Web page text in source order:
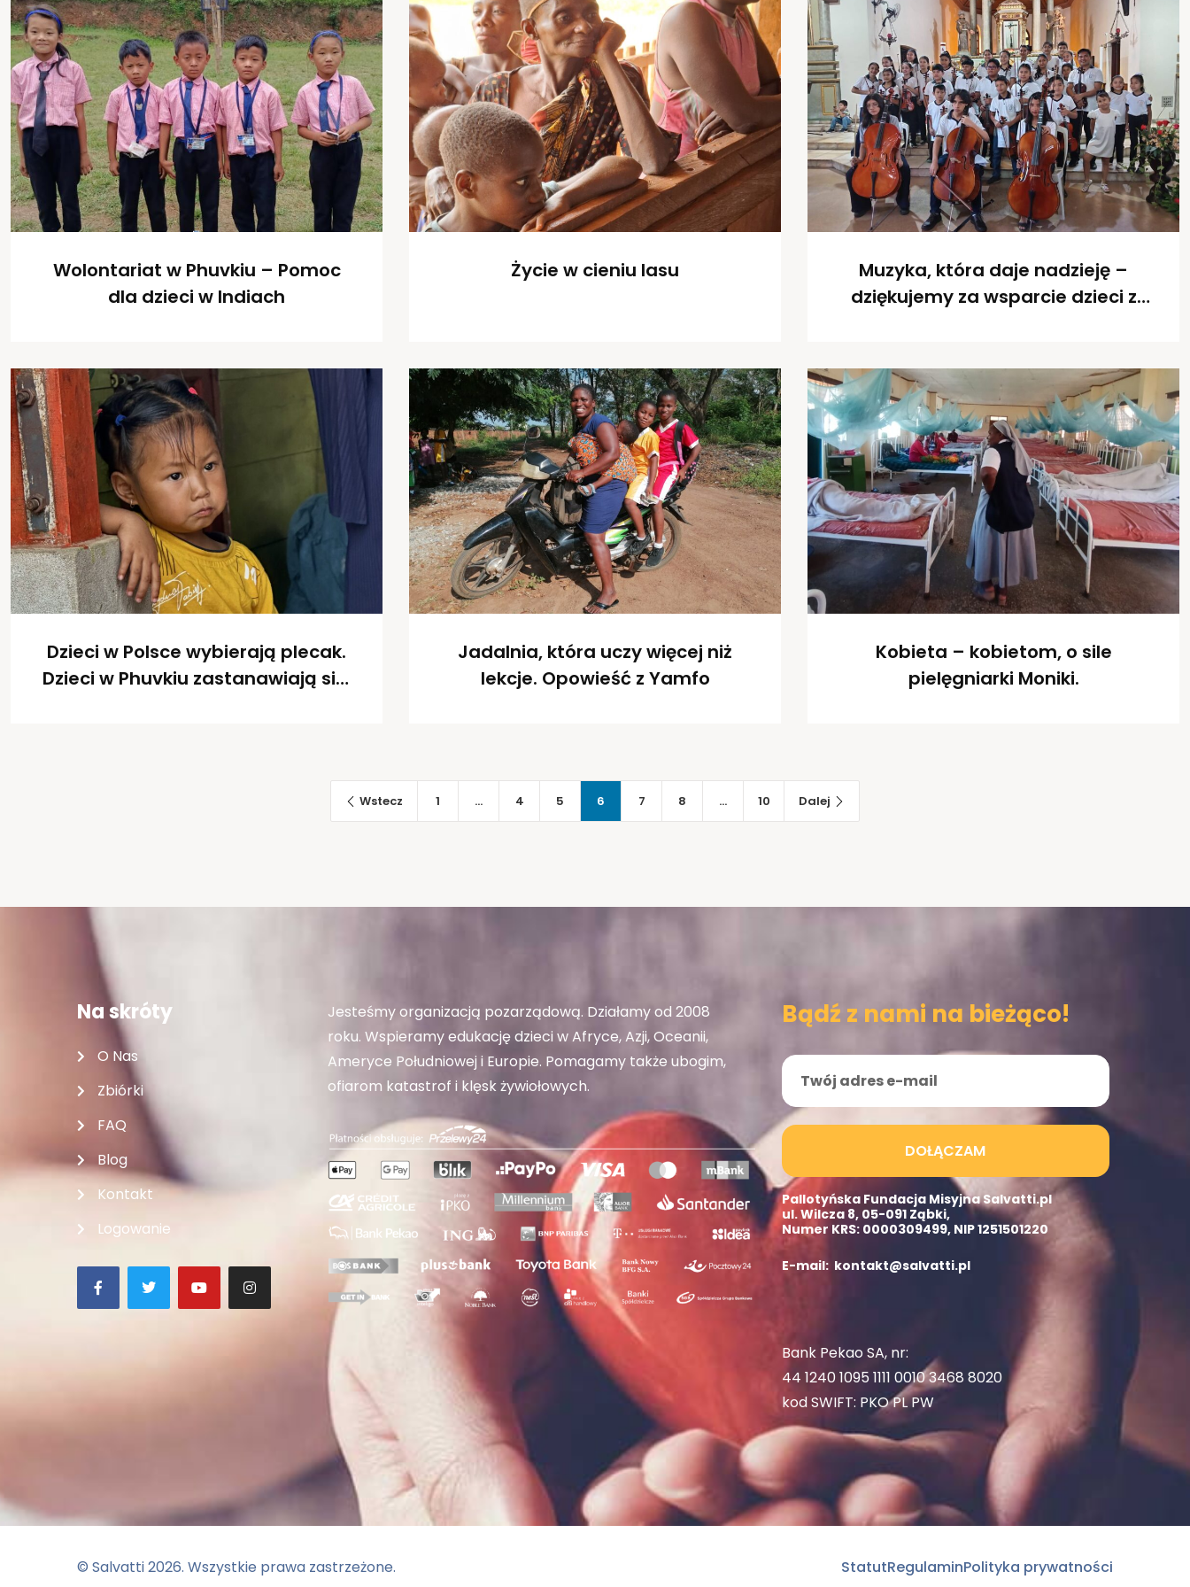
Wolontariat w Phuvkiu – Pomoc
dla dzieci w Indiach
Życie w cieniu lasu
Muzyka, która daje nadzieję –
dziękujemy za wsparcie dzieci z
Dzieci w Polsce wybierają plecak.
Dzieci w Phuvkiu zastanawiają się,
Jadalnia, która uczy więcej niż
lekcje. Opowieść z Yamfo
Kobieta – kobietom, o sile
pielęgniarki Moniki.
Wstecz 1 … 4 5 6 7 8 … 10 Dalej
Na skróty
O Nas
Zbiórki
FAQ
Blog
Kontakt
Logowanie
Jesteśmy organizacją pozarządową. Działamy od 2008
roku. Wspieramy edukację dzieci w Afryce, Azji, Oceanii,
Ameryce Południowej i Europie. Pomagamy także ubogim,
ofiarom katastrof i klęsk żywiołowych.
Bądź z nami na bieżąco!
DOŁĄCZAM
Pallotyńska Fundacja Misyjna Salvatti.pl
ul. Wilcza 8, 05-091 Ząbki,
Numer KRS: 0000309499, NIP 1251501220
E-mail: kontakt@salvatti.pl
Bank Pekao SA, nr:
44 1240 1095 1111 0010 3468 8020
kod SWIFT: PKO PL PW
© Salvatti2026. Wszystkie prawa zastrzeżone. StatutRegulaminPolityka prywatności